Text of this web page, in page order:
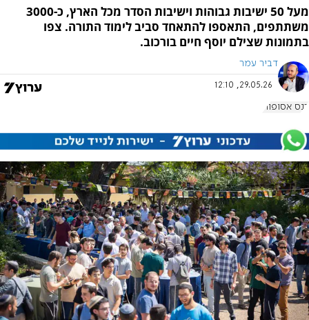
מעל 50 ישיבות גבוהות וישיבות הסדר מכל הארץ, כ-3000
משתתפים, התאספו להתאחד סביב לימוד התורה. צפו
בתמונות שצילם יוסף חיים בורכוב.
דביר עמר
29.05.26, 12:10
כנס אסופות